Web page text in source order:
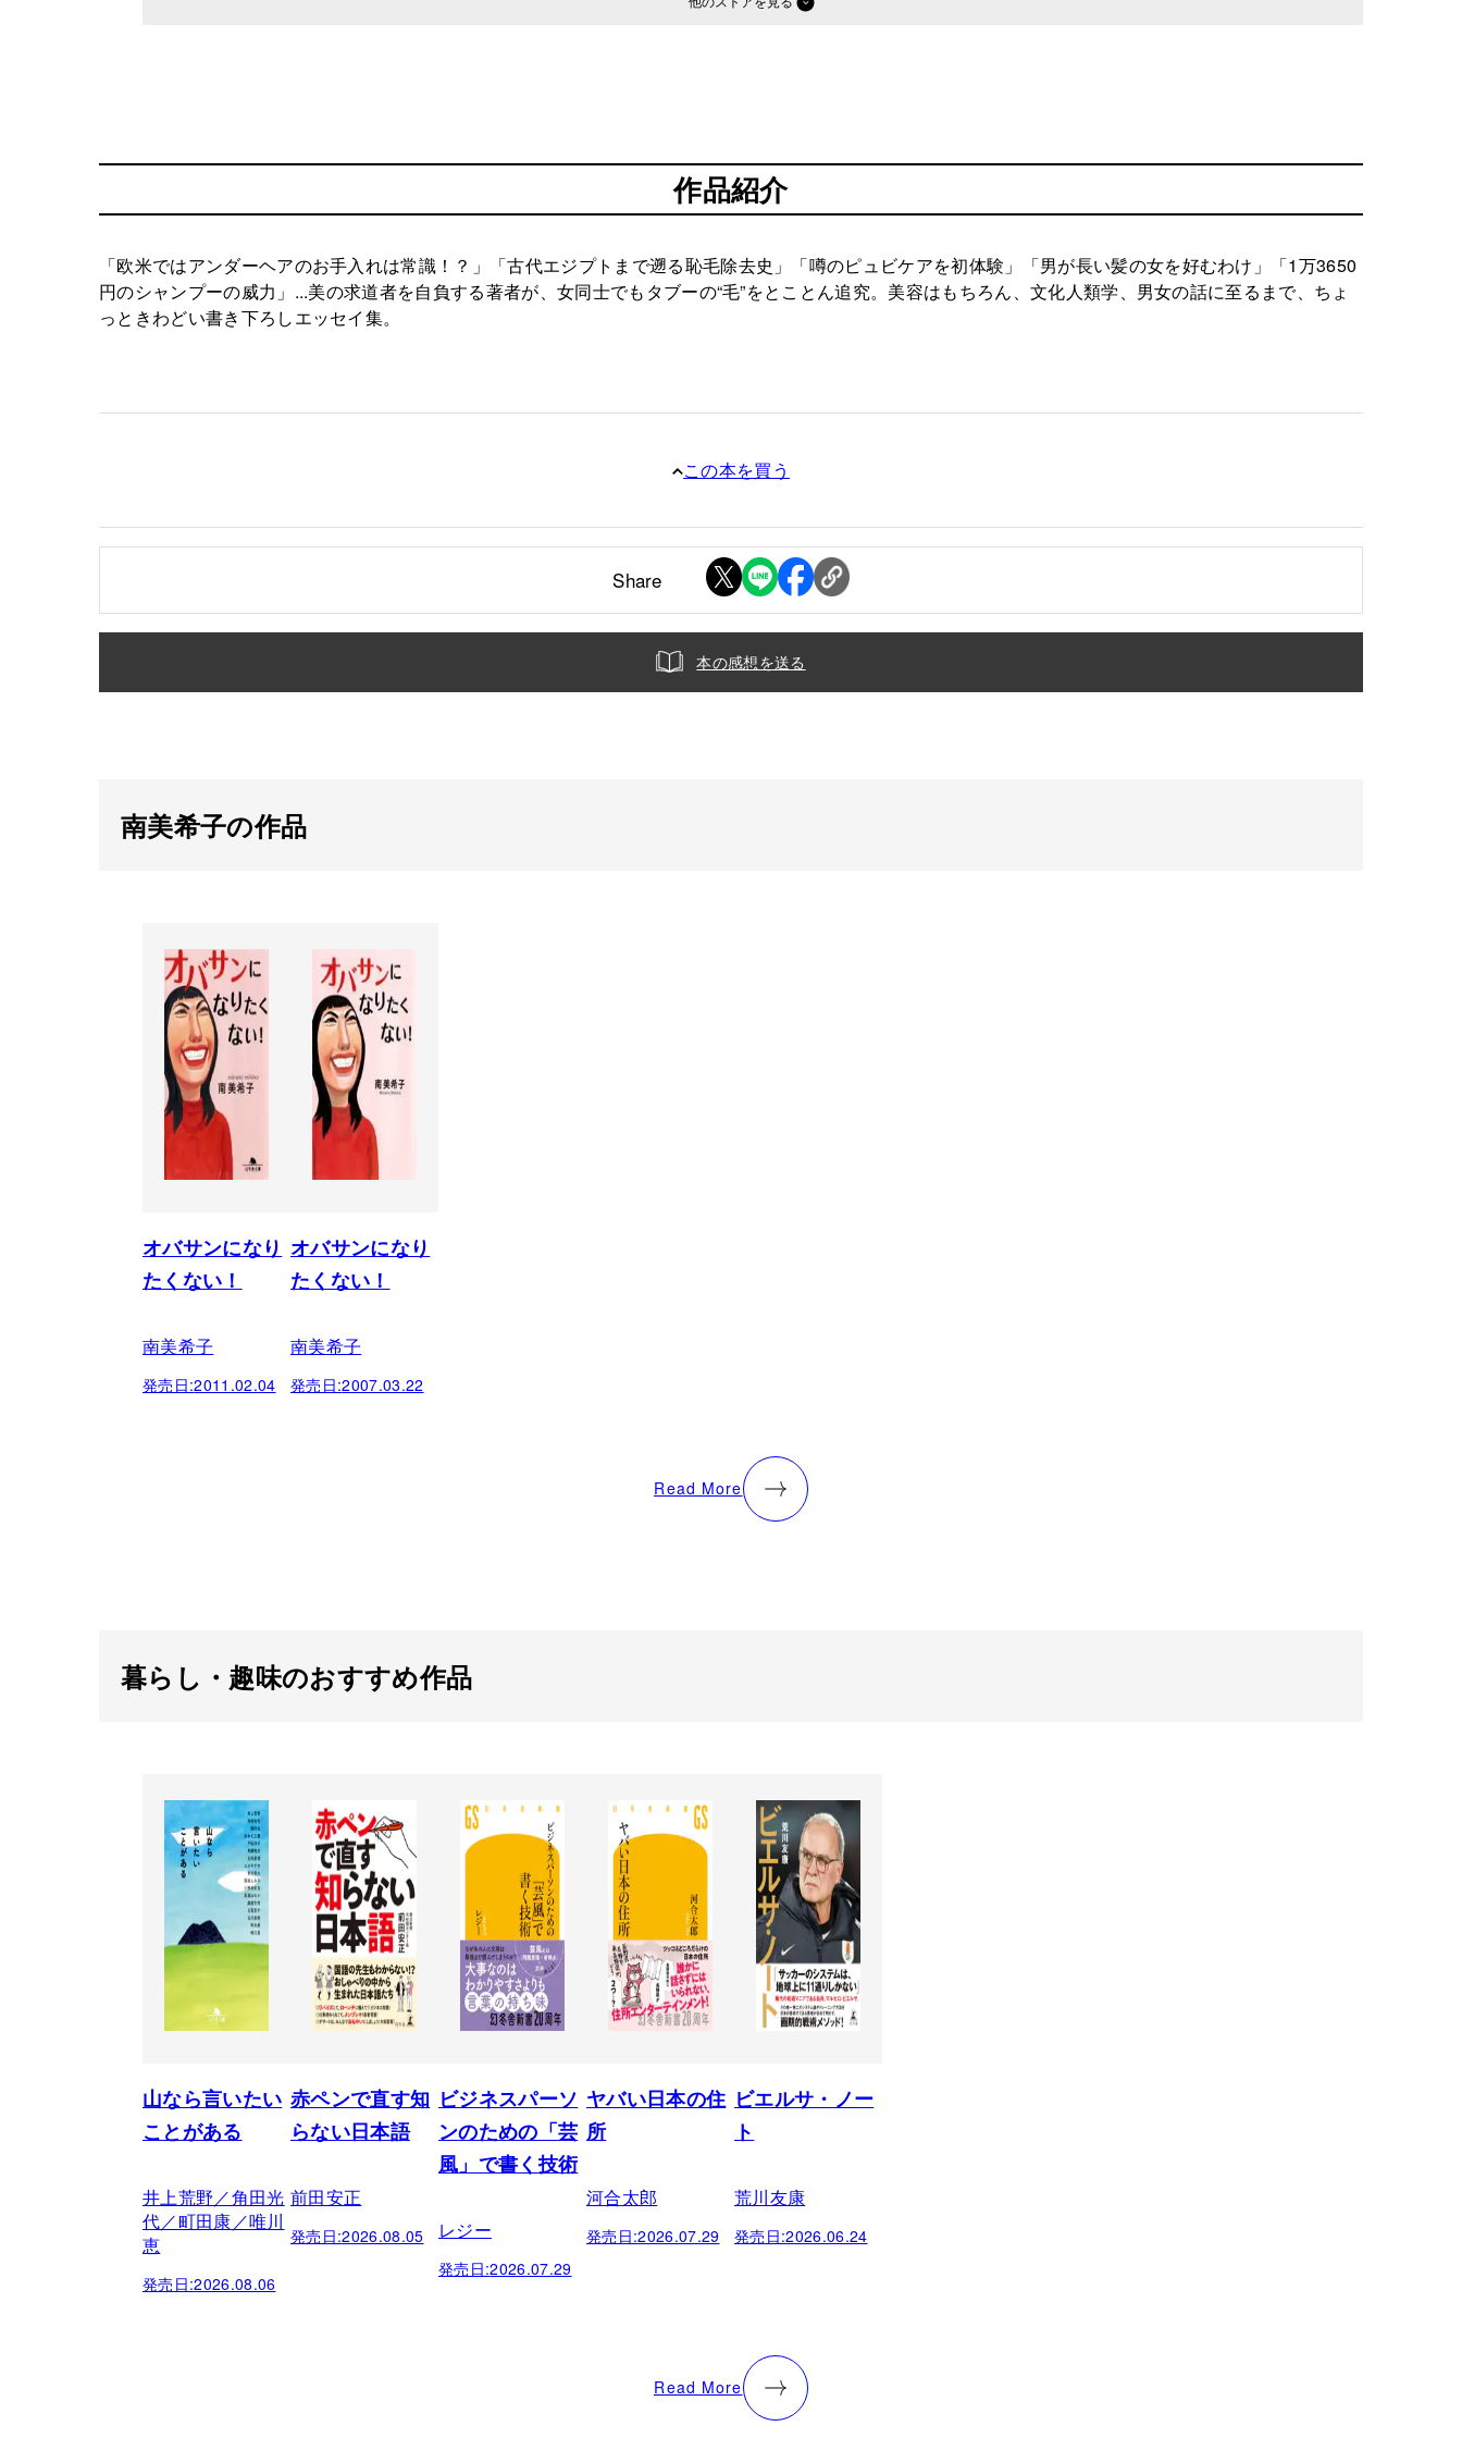
作品紹介
「欧米ではアンダーヘアのお手入れは常識！？」「古代エジプトまで遡る恥毛除去史」「噂のピュビケアを初体験」「男が長い髪の女を好むわけ」「1万3650
円のシャンプーの威力」...美の求道者を自負する著者が、女同士でもタブーの“毛”をとことん追究。美容はもちろん、文化人類学、男女の話に至るまで、ちょ
っときわどい書き下ろしエッセイ集。
この本を買う
Share
本の感想を送る
南美希子の作品
オバサンになり
たくない！
南美希子
発売日:2011.02.04
オバサンになり
たくない！
南美希子
発売日:2007.03.22
Read More
暮らし・趣味のおすすめ作品
山なら言いたい
ことがある
井上荒野／角田光
代／町田康／唯川
恵
発売日:2026.08.06
赤ペンで直す知
らない日本語
前田安正
発売日:2026.08.05
ビジネスパーソ
ンのための「芸
風」で書く技術
レジー
発売日:2026.07.29
ヤバい日本の住
所
河合太郎
発売日:2026.07.29
ビエルサ・ノー
ト
荒川友康
発売日:2026.06.24
Read More